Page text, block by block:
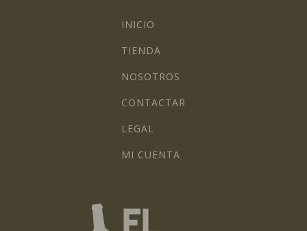
INICIO
TIENDA
NOSOTROS
CONTACTAR
LEGAL
MI CUENTA